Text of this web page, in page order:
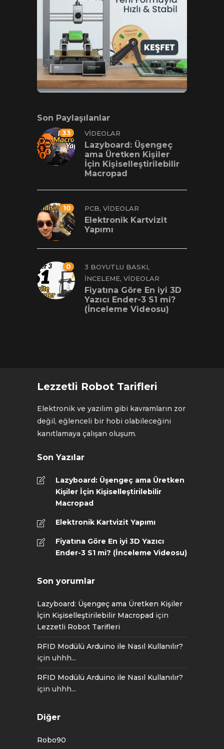
Son Paylaşılanlar
33 VIDEOLAR
Lazyboard: Üşengeç
ama Üretken Kişiler
İçin Kişiselleştirilebilir
Macropad
10 PCB, VIDEOLAR
Elektronik Kartvizit
Yapımı
0 3 BOYUTLU BASKI,
İNCELEME, VIDEOLAR
Fiyatına Göre En iyi 3D
Yazıcı Ender-3 S1 mi?
(İnceleme Videosu)
Lezzetli Robot Tarifleri
Elektronik ve yazılım gibi kavramların zor
değil, eğlenceli bir hobi olabileceğini
kanıtlamaya çalışan oluşum.
Son Yazılar
Lazyboard: Üşengeç ama Üretken
Kişiler İçin Kişiselleştirilebilir
Macropad
Elektronik Kartvizit Yapımı
Fiyatına Göre En iyi 3D Yazıcı
Ender-3 S1 mi? (İnceleme Videosu)
Son yorumlar
Lazyboard: Üşengeç ama Üretken Kişiler
İçin Kişiselleştirilebilir Macropad için
Lezzetli Robot Tarifleri
RFID Modülü Arduino ile Nasıl Kullanılır?
için uhhh...
RFID Modülü Arduino ile Nasıl Kullanılır?
için uhhh...
Diğer
Robo90